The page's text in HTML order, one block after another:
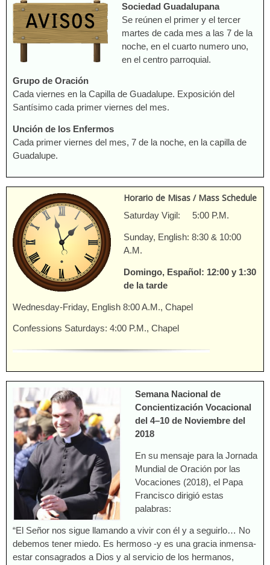
Sociedad Guadalupana
Se reúnen el primer y el tercer
martes de cada mes a las 7 de la
noche, en el cuarto numero uno,
en el centro parroquial.
Grupo de Oración
Cada viernes en la Capilla de Guadalupe. Exposición del
Santísimo cada primer viernes del mes.
Unción de los Enfermos
Cada primer viernes del mes, 7 de la noche, en la capilla de
Guadalupe.
Horario de Misas / Mass Schedule
Saturday Vigil: 5:00 P.M.
Sunday, English: 8:30 & 10:00
A.M.
Domingo, Español: 12:00 y 1:30
de la tarde
Wednesday-Friday, English 8:00 A.M., Chapel
Confessions Saturdays: 4:00 P.M., Chapel
Semana Nacional de
Concientización Vocacional
del 4–10 de Noviembre del
2018
En su mensaje para la Jornada
Mundial de Oración por las
Vocaciones (2018), el Papa
Francisco dirigió estas
palabras:
“El Señor nos sigue llamando a vivir con él y a seguirlo… No
debemos tener miedo. Es hermoso -y es una gracia inmensa-
estar consagrados a Dios y al servicio de los hermanos,